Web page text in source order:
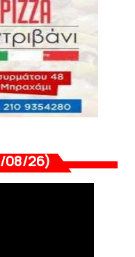
08/26)